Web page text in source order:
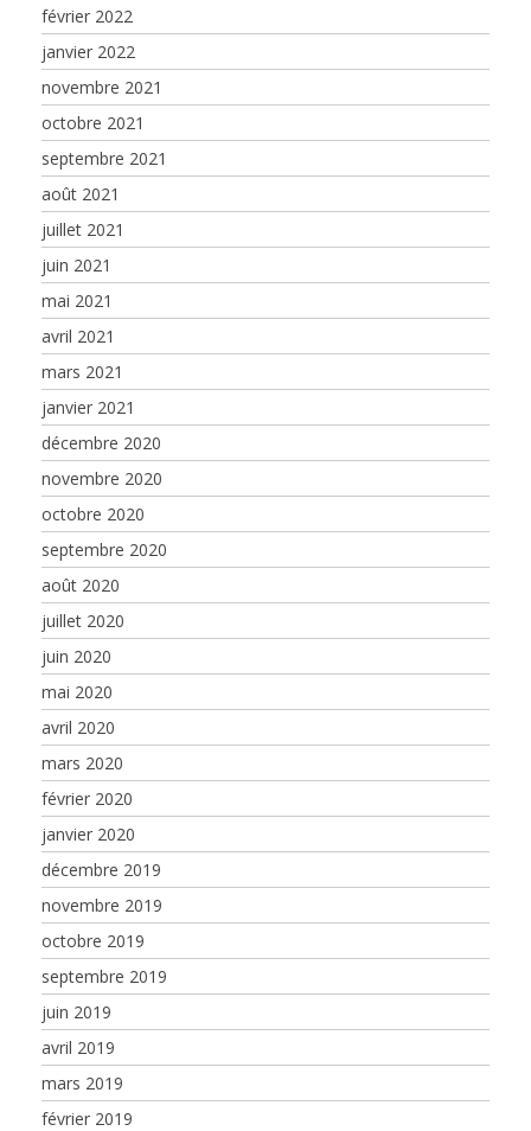
février 2022
janvier 2022
novembre 2021
octobre 2021
septembre 2021
août 2021
juillet 2021
juin 2021
mai 2021
avril 2021
mars 2021
janvier 2021
décembre 2020
novembre 2020
octobre 2020
septembre 2020
août 2020
juillet 2020
juin 2020
mai 2020
avril 2020
mars 2020
février 2020
janvier 2020
décembre 2019
novembre 2019
octobre 2019
septembre 2019
juin 2019
avril 2019
mars 2019
février 2019